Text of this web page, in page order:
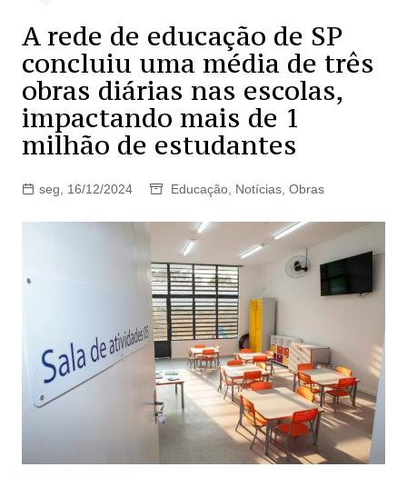
A rede de educação de SP
concluiu uma média de três
obras diárias nas escolas,
impactando mais de 1
milhão de estudantes
seg, 16/12/2024 Educação, Notícias, Obras